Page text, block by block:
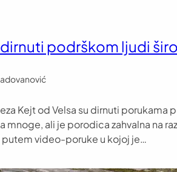
podrškom ljudi
Kejt od Velsa su dirnuti
mnoge, ali je porodica zahvalna na
putem video-poruke u kojoj je…